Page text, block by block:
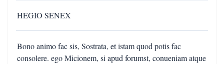
HEGIO SENEX
Bono animo fac sis, Sostrata, et istam quod potis fac
consolere. ego Micionem, si apud forumst, conueniam atque